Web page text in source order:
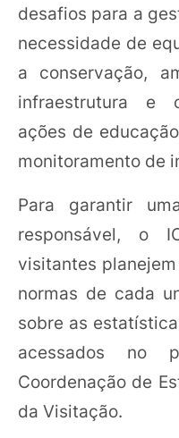
desafios para a
necessidade de
a conservação,
infraestrutura e
ações de
monitoramento de
Para garantir
responsável, o
visitantes
normas de cada
sobre as
acessados no
Coordenação de
da Visitação.